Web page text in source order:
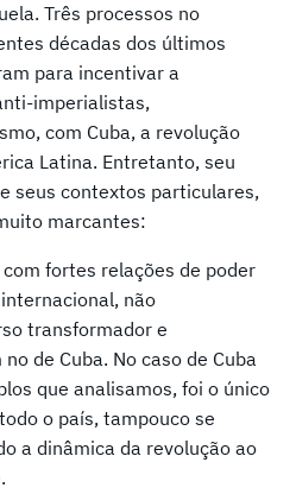
Três processos no
décadas dos últimos
para incentivar a
imperialistas,
com Cuba, a revolução
Latina. Entretanto, seu
seus contextos particulares,
marcantes:
fortes relações de poder
não
transformador e
de Cuba. No caso de Cuba
que analisamos, foi o único
o país, tampouco se
a dinâmica da revolução ao